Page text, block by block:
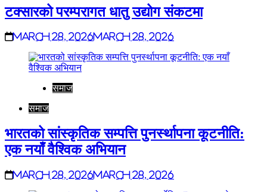
टक्सारको परम्परागत धातु उद्योग संकटमा
March 28, 2026March 28, 2026
समाज
समाज
भारतको सांस्कृतिक सम्पत्ति पुनर्स्थापना कूटनीति:
एक नयाँ वैश्विक अभियान
March 28, 2026March 28, 2026